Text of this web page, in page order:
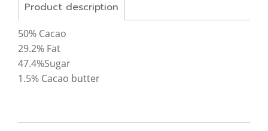
Product description
50% Cacao
29.2% Fat
47.4%Sugar
1.5% Cacao butter